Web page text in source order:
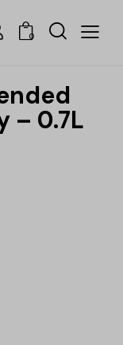
0
– 0.7L